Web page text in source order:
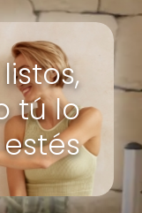
tú lo
estés